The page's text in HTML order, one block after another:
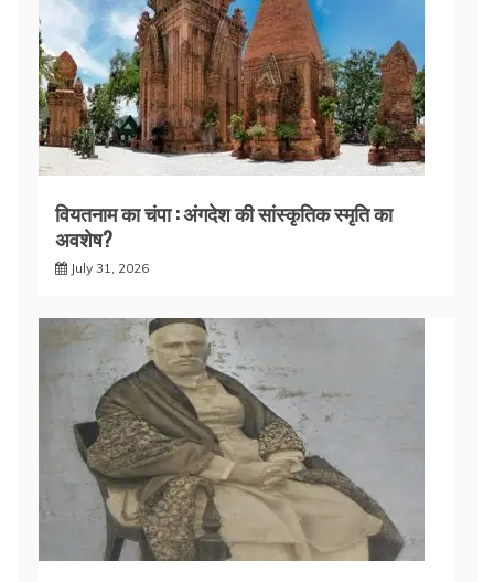
वियतनाम का चंपा : अंगदेश की सांस्कृतिक स्मृति का
अवशेष?
July 31, 2026